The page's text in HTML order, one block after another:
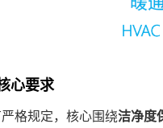
心要求
格规定，核心围绕洁净度